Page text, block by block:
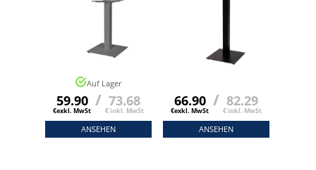
Auf Lager
59.90
€exkl. MwSt
/ 73.68
€ inkl. MwSt
ANSEHEN
66.90
€exkl. MwSt
/ 82.29
€ inkl. MwSt
ANSEHEN